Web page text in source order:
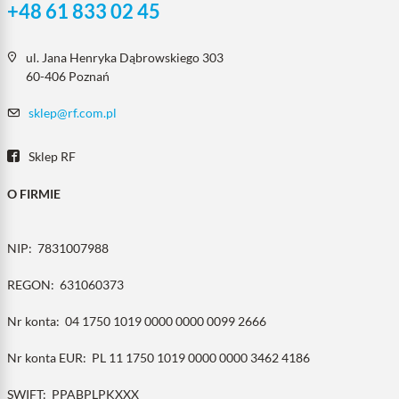
+48 61 833 02 45
ul. Jana Henryka Dąbrowskiego 303
60-406 Poznań
sklep@rf.com.pl
Sklep RF
O FIRMIE
NIP: 7831007988
REGON: 631060373
Nr konta: 04 1750 1019 0000 0000 0099 2666
Nr konta EUR: PL 11 1750 1019 0000 0000 3462 4186
SWIFT: PPABPLPKXXX